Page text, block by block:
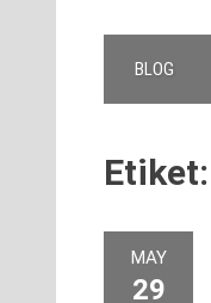
BLOG
Etiket:
MAY
29